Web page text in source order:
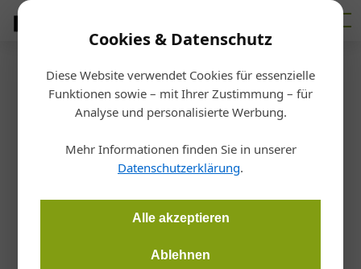
Cookies & Datenschutz
Diese Website verwendet Cookies für essenzielle
Funktionen sowie – mit Ihrer Zustimmung – für
Analyse und personalisierte Werbung.
Mehr Informationen finden Sie in unserer
Datenschutzerklärung.
Alle akzeptieren
Ablehnen
Homepage/Interessensvertretungen
Interessensvertretungen
« Vorherige 2 Nächste »
22. Mai 2026
„Es blitzt und donnert am Konjunkturhimmel“
Auftraggeberhaftung für SV-Beiträge und
lohnabhängige Abgaben